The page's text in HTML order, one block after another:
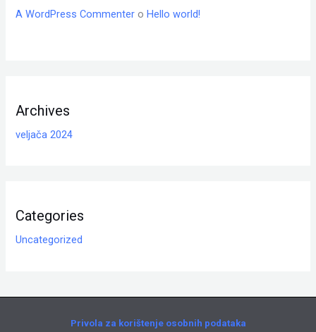
A WordPress Commenter oHello world!
Archives
veljača 2024
Categories
Uncategorized
Privola za korištenje osobnih podataka